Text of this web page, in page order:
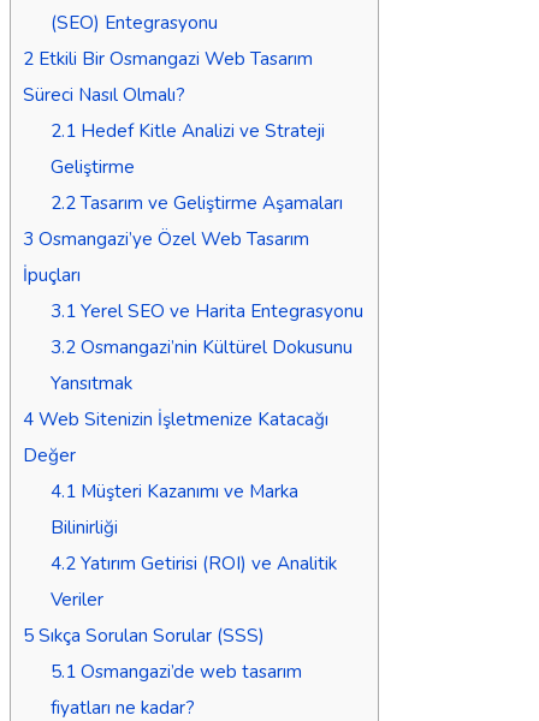
(SEO) Entegrasyonu
2 Etkili Bir Osmangazi Web Tasarım
Süreci Nasıl Olmalı?
2.1Hedef Kitle Analizi ve Strateji
Geliştirme
2.2Tasarım ve Geliştirme Aşamaları
3 Osmangazi’ye Özel Web Tasarım
İpuçları
3.1Yerel SEO ve Harita Entegrasyonu
3.2Osmangazi’nin Kültürel Dokusunu
Yansıtmak
4 Web Sitenizin İşletmenize Katacağı
Değer
4.1Müşteri Kazanımı ve Marka
Bilinirliği
4.2Yatırım Getirisi (ROI) ve Analitik
Veriler
5 Sıkça Sorulan Sorular (SSS)
5.1Osmangazi’de web tasarım
fiyatları ne kadar?